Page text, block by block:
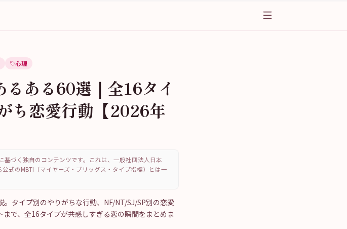
心理
ある60選｜全16タイ
ち恋愛行動【2026年
づく独自のコンテンツです。これは、一般社団法人日本
式のMBTI（マイヤーズ・ブリッグス・タイプ指標）とは一
タイプ別のやりがちな行動、NF/NT/SJ/SP別の恋愛
で、全16タイプが共感しすぎる恋の瞬間をまとめま